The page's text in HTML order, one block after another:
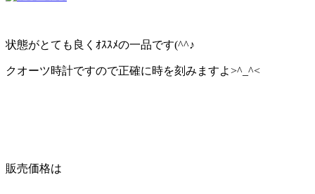
状態がとても良くｵｽｽﾒの一品です(^^♪
クオーツ時計ですので正確に時を刻みますよ>^_^<
販売価格は